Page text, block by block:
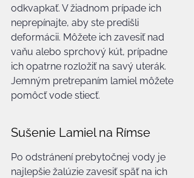
odkvapkať. V žiadnom prípade ich
neprepínajte, aby ste predišli
deformácii. Môžete ich zavesiť nad
vaňu alebo sprchový kút, prípadne
ich opatrne rozložiť na savý uterák.
Jemným pretrepaním lamiel môžete
pomôcť vode stiecť.
Sušenie Lamiel na Rímse
Po odstránení prebytočnej vody je
najlepšie žalúzie zavesiť späť na ich